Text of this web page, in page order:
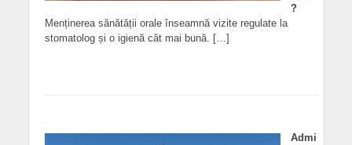
?
Menținerea sănătății orale înseamnă vizite regulate la
stomatolog și o igienă cât mai bună. […]
Admi